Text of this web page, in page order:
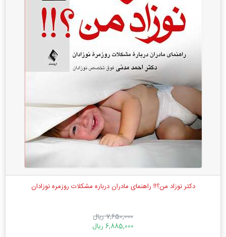
دکتر نوزاد من؟!! راهنمای مادران درباره مشکلات روزمره نوزادان
7,650,000 ریال
6,885,000 ریال